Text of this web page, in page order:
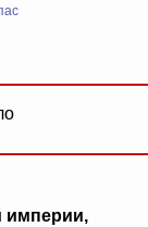
империи,